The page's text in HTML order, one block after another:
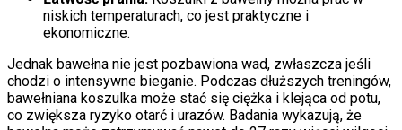
niskich temperaturach, co jest praktyczne i
ekonomiczne.
Jednak bawełna nie jest pozbawiona wad, zwłaszcza jeśli
chodzi o intensywne bieganie. Podczas dłuższych treningów,
bawełniana koszulka może stać się ciężka i klejąca od potu,
co zwiększa ryzyko otarć i urazów. Badania wykazują, że